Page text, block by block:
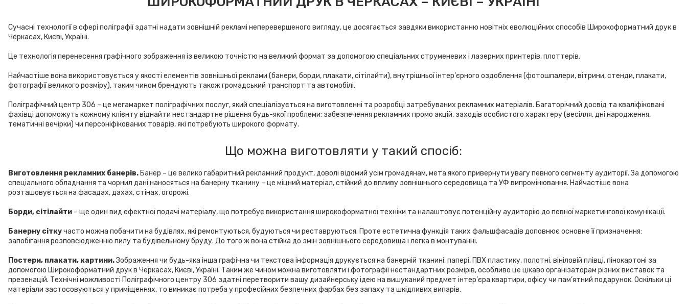
Сучасні технології в сфері поліграфії здатні надати зовнішній рекламі неперевершеного вигляду, це досягається завдяки використанню новітніх еволюційних способів Широкоформатний друк в
Черкасах, Києві, Україні.
Це технологія перенесення графічного зображення із великою точністю на великий формат за допомогою спеціальних струменевих і лазерних принтерів, плоттерів.
Найчастіше вона використовується у якості елементів зовнішньої реклами (банери, борди, плакати, сітілайти), внутрішньої інтер’єрного оздоблення (фотошпалери, вітрини, стенди, плакати,
фотографії великого розміру), таким чином брендують також громадський транспорт та автомобілі.
Поліграфічний центр 306 – це мегамаркет поліграфічних послуг, який спеціалізується на виготовленні та розробці затребуваних рекламних матеріалів. Багаторічний досвід та кваліфіковані
фахівці допоможуть кожному клієнту віднайти нестандартне рішення будь-якої проблеми: забезпечення рекламних промо акцій, заходів особистого характеру (весілля, дні народження,
тематичні вечірки) чи персоніфікованих товарів, які потребують широкого формату.
Що можна виготовляти у такий спосіб:
Виготовлення рекламних банерів. Банер – це велико габаритний рекламний продукт, доволі відомий усім громадянам, мета якого привернути увагу певного сегменту аудиторії. За допомогою
спеціального обладнання та чорнил дані наносяться на банерну тканину – це міцний матеріал, стійкий до впливу зовнішнього середовища та УФ випромінювання. Найчастіше вона
розташовується на фасадах, дахах, стінах, огорожі.
Борди, сітілайти – ще один вид ефектної подачі матеріалу, що потребує використання широкоформатної техніки та налаштовує потенційну аудиторію до певної маркетингової комунікації.
Банерну сіткучасто можна побачити на будівлях, які ремонтуються, будуються чи реставруються. Проте естетична функція таких фальшфасадів доповнює основне її призначення:
запобігання розповсюдженню пилу та будівельному бруду. До того ж вона стійка до змін зовнішнього середовища і легка в монтуванні.
Постери, плакати, картини.Зображення чи будь-яка інша графічна чи текстова інформація друкується на банерній тканині, папері, ПВХ пластику, полотні, вініловій плівці, пінокартоні за
допомогою Широкоформатний друк в Черкасах, Києві, Україні. Таким же чином можна виготовляти і фотографії нестандартних розмірів, особливо це цікаво організаторам різних виставок та
презенацій. Технічні можливості Поліграфічного центру 306 здатні перетворити вашу дизайнерську ідею на вишуканий предмет інтер’єра квартири, офісу чи пам’ятний подарунок. Оскільки ці
матеріали застосовуються у приміщеннях, то виникає потреба у професійних безпечних фарбах без запаху та шкідливих випарів.